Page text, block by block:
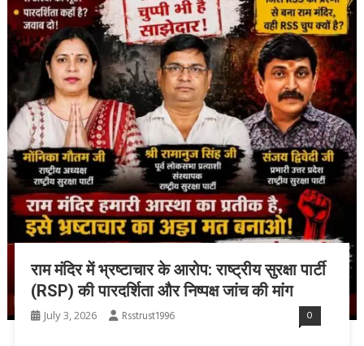
राम मंदिर में भ्रष्टाचार के आरोप: राष्ट्रीय सुरक्षा पार्टी
(RSP) की पारदर्शिता और निष्पक्ष जांच की मांग
July 3, 2026 Rsstrust1996 0